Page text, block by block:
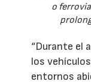
o
“Durante el
los
entornos